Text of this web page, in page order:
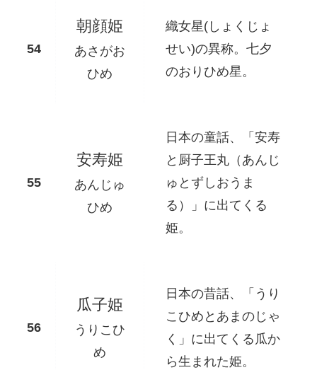
朝顔姫
あさがお
ひめ
織女星(しょくじょ
せい)の異称。七夕
のおりひめ星。
安寿姫
あんじゅ
ひめ
日本の童話、「安寿
と厨子王丸（あんじ
ゅとずしおうま
る）」に出てくる
姫。
瓜子姫
うりこひ
め
日本の昔話、「うり
こひめとあまのじゃ
く」に出てくる瓜か
ら生まれた姫。